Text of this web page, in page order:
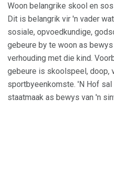
Woon belangrike skool en
Dit is belangrik vir 'n vader
sosiale, opvoedkundige,
gebeure by te woon as
verhouding met die kind.
gebeure is skoolspeel, doop,
sportbyeenkomste. 'N Hof
staatmaak as bewys van 'n